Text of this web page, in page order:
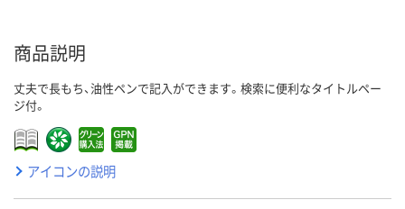
商品説明
丈夫で長もち、油性ペンで記入ができます。検索に便利なタイトルペー
ジ付。
アイコンの説明